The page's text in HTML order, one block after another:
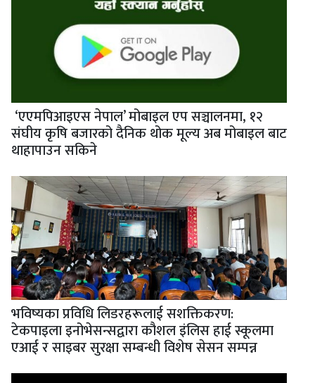
‘एएमपिआइएस नेपाल’ मोबाइल एप सञ्चालनमा, १२
संघीय कृषि बजारको दैनिक थोक मूल्य अब मोबाइल बाट
थाहापाउन सकिने
भविष्यका प्रविधि लिडरहरूलाई सशक्तिकरण:
टेकपाइला इनोभेसन्सद्वारा कौशल इंलिस हाई स्कूलमा
एआई र साइबर सुरक्षा सम्बन्धी विशेष सेसन सम्पन्न